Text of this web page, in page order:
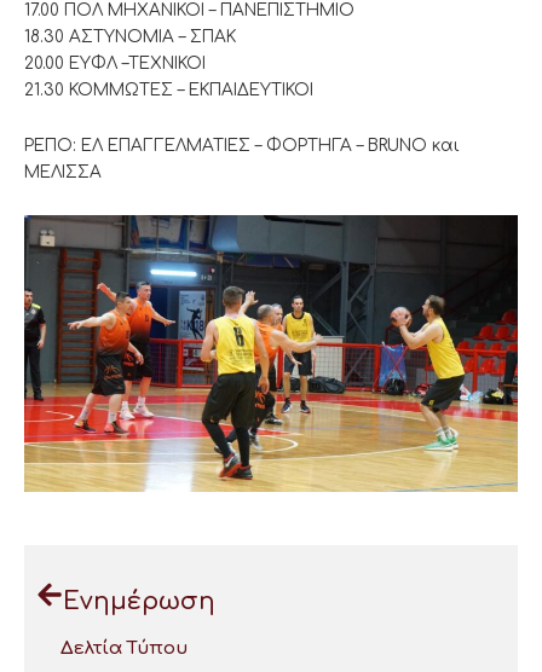
17.00 ΠΟΛ ΜΗΧΑΝΙΚΟΙ – ΠΑΝΕΠΙΣΤΗΜΙΟ
18.30 ΑΣΤΥΝΟΜΙΑ – ΣΠΑΚ
20.00 ΕΥΦΛ –ΤΕΧΝΙΚΟΙ
21.30 ΚΟΜΜΩΤΕΣ – ΕΚΠΑΙΔΕΥΤΙΚΟΙ
ΡΕΠΟ: ΕΛ ΕΠΑΓΓΕΛΜΑΤΙΕΣ – ΦΟΡΤΗΓΑ – BRUNO και
ΜΕΛΙΣΣΑ
Ενημέρωση
Δελτία Τύπου